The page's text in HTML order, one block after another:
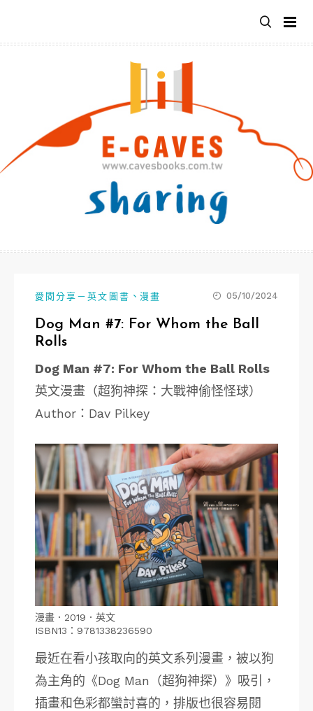
主
愛閱分享－英文圖書 、 漫畫 05/10/2024
Dog Man #7: For Whom the Ball
Rolls
Dog Man #7: For Whom the Ball Rolls
英文漫畫（超狗神探：大戰神偷怪怪球）
Author：Dav Pilkey
漫畫．2019．英文
ISBN13：9781338236590
最近在看小孩取向的英文系列漫畫，被以狗
為主角的《Dog Man（超狗神探）》吸引，
插畫和色彩都蠻討喜的，排版也很容易閱